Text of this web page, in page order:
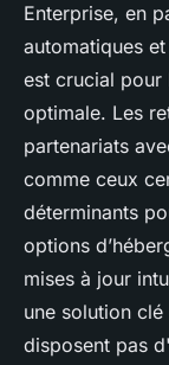
Enterprise, en
automatiques
est crucial pour
optimale. Les
partenariats
comme ceux
déterminants
options
mises à jour
une solution
disposent pas